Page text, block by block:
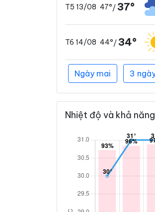
T5 13/08 47°/37°
T6 14/08 44°/34°
Ngày mai 3
Nhiệt độ và khả